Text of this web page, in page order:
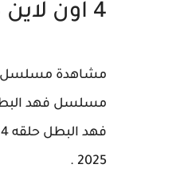
4 اون لاين كاملة
2025 .